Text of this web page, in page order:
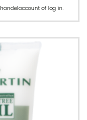
of log in.